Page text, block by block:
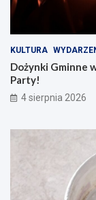
KULTURA
Dożynki Gminne
Party!
4 sierpnia 2026